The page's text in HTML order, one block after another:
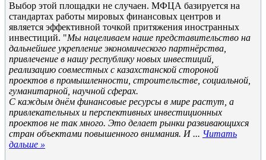
Выбор этой площадки не случаен. МФЦА базируется на
стандартах работы мировых финансовых центров и
является эффективной точкой притяжения иностранных
инвестиций. "Мы нацеливаем наше представительство на
дальнейшее укрепление экономического партнёрства,
привлечение в нашу республику новых инвестиций,
реализацию совместных с казахстанской стороной
проектов в промышленности, строительстве, социальной,
гуманитарной, научной сферах.
С каждым днём финансовые ресурсы в мире растут, а
привлекательных и перспективных инвестиционных
проектов не так много. Это делает рынки развивающихся
стран объектами повышенного внимания. И... Читать
дальше »